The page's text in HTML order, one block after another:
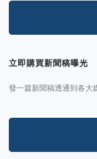
立即購買新聞稿曝光
發一篇新聞稿透通到各大